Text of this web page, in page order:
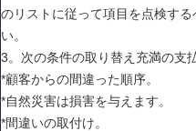
のリストに従って項目を点検す
い。
3。次の条件の取り替え充満の支
*顧客からの間違った順序。
*自然災害は損害を与えます。
*間違いの取付け。